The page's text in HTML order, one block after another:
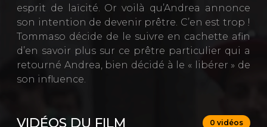
esprit de laïcité. Or voilà qu’Andrea annonce
son intention de devenir prêtre. C’en est trop !
Tommaso décide de le suivre en cachette afin
d’en savoir plus sur ce prêtre particulier qui a
retourné Andrea, bien décidé à le « libérer » de
son influence.
VIDÉOS DU FILM 0 vidéos